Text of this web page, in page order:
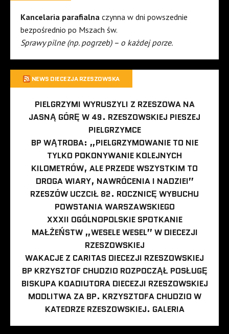
Kancelaria parafialna czynna w dni powszednie
bezpośrednio po Mszach św.
Sprawy pilne (np. pogrzeb) – o każdej porze.
NEWS DIECEZJA RZESZOWSKA
PIELGRZYMI WYRUSZYLI Z RZESZOWA NA
JASNĄ GÓRĘ W 49. RZESZOWSKIEJ PIESZEJ
PIELGRZYMCE
BP WĄTROBA: „PIELGRZYMOWANIE TO NIE
TYLKO POKONYWANIE KOLEJNYCH
KILOMETRÓW, ALE PRZEDE WSZYSTKIM TO
DROGA WIARY, NAWRÓCENIA I NADZIEI”
RZESZÓW UCZCIŁ 82. ROCZNICĘ WYBUCHU
POWSTANIA WARSZAWSKIEGO
XXXII OGÓLNOPOLSKIE SPOTKANIE
MAŁŻEŃSTW „WESELE WESEL” W DIECEZJI
RZESZOWSKIEJ
WAKACJE Z CARITAS DIECEZJI RZESZOWSKIEJ
BP KRZYSZTOF CHUDZIO ROZPOCZĄŁ POSŁUGĘ
BISKUPA KOADIUTORA DIECEZJI RZESZOWSKIEJ
MODLITWA ZA BP. KRZYSZTOFA CHUDZIO W
KATEDRZE RZESZOWSKIEJ. GALERIA